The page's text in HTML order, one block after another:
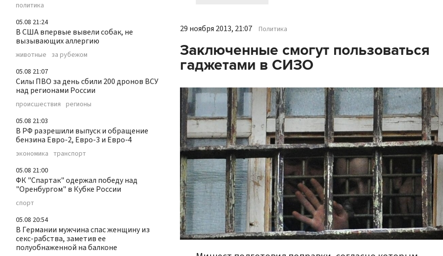
политика
05.08 21:24
В США впервые вывели собак, не
вызывающих аллергию
животные за рубежом
05.08 21:07
Силы ПВО за день сбили 200 дронов ВСУ
над регионами России
происшествия регионы
05.08 21:03
В РФ разрешили выпуск и обращение
бензина Евро-2, Евро-3 и Евро-4
экономика транспорт
05.08 21:00
ФК "Спартак" одержал победу над
"Оренбургом" в Кубке России
спорт
05.08 20:54
В Германии мужчина спас женщину из
секс-рабства, заметив ее
полуобнаженной на балконе
29 ноября 2013, 21:07 Политика
Заключенные смогут пользоваться
гаджетами в СИЗО